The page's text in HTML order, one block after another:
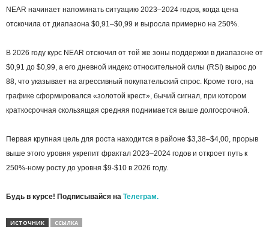
NEAR начинает напоминать ситуацию 2023–2024 годов, когда цена
отскочила от диапазона $0,91–$0,99 и выросла примерно на 250%.
В 2026 году курс NEAR отскочил от той же зоны поддержки в диапазоне от
$0,91 до $0,99, а его дневной индекс относительной силы (RSI) вырос до
88, что указывает на агрессивный покупательский спрос. Кроме того, на
графике сформировался «золотой крест», бычий сигнал, при котором
краткосрочная скользящая средняя поднимается выше долгосрочной.
Первая крупная цель для роста находится в районе $3,38–$4,00, прорыв
выше этого уровня укрепит фрактал 2023–2024 годов и откроет путь к
250%-ному росту до уровня $9-$10 в 2026 году.
Будь в курсе! Подписывайся на Телеграм.
ИСТОЧНИК
ССЫЛКА